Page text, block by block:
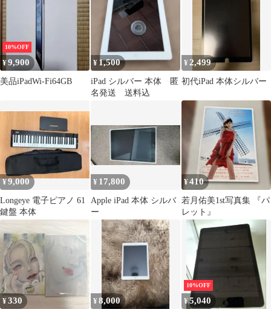
10%OFF
¥9,900
美品iPadWi-Fi64GB
¥ 1,500
iPad シルバー 本体 匿
名発送 送料込
¥ 2,499
初代iPad 本体シルバー
¥9,000
Longeye 電子ピアノ 61
鍵盤 本体
¥ 17,800
Apple iPad 本体 シルバ
ー
¥410
若月佑美1st写真集 『パ
レット』
¥330 ¥8,000
10%OFF
¥5,040